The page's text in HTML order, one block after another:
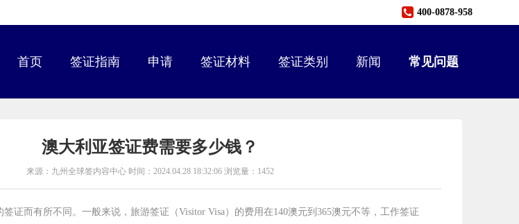
400-0878-958
首页 签证指南 申请 签证材料 签证类别 新闻 常见问题
澳大利亚签证费需要多少钱？
来源：九州全球签内容中心 时间：2024.04.28 18:32:06 浏览量：1452
证而有所不同。一般来说，旅游签证（Visitor Visa）的费用在140澳元到365澳元不等，工作签证